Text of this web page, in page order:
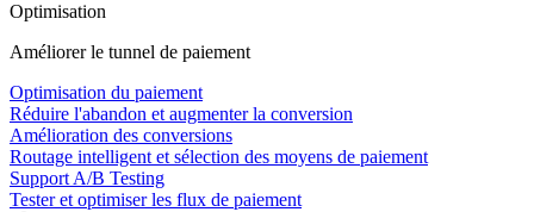
Optimisation
Améliorer le tunnel de paiement
Optimisation du paiement
Réduire l'abandon et augmenter la conversion
Amélioration des conversions
Routage intelligent et sélection des moyens de paiement
Support A/B Testing
Tester et optimiser les flux de paiement